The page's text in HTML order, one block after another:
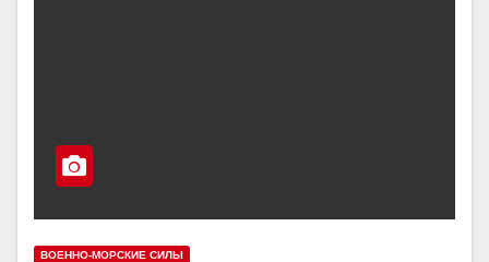
ВОЕННО-МОРСКИЕ СИЛЫ